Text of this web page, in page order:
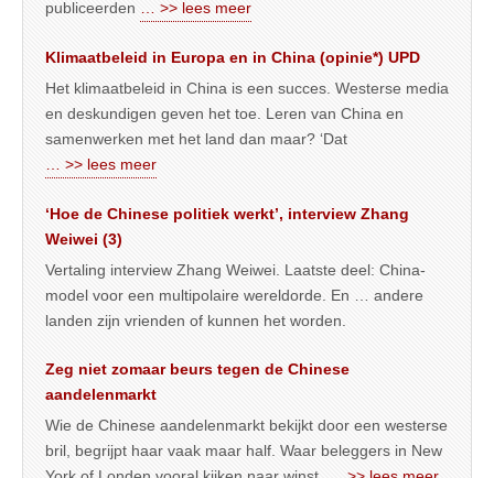
publiceerden … >> lees meer
Klimaatbeleid in Europa en in China (opinie*) UPD
Het klimaatbeleid in China is een succes. Westerse media
en deskundigen geven het toe. Leren van China en
samenwerken met het land dan maar? ‘Dat
… >> lees meer
‘Hoe de Chinese politiek werkt’, interview Zhang
Weiwei (3)
Vertaling interview Zhang Weiwei. Laatste deel: China-
model voor een multipolaire wereldorde. En … andere
landen zijn vrienden of kunnen het worden.
Zeg niet zomaar beurs tegen de Chinese
aandelenmarkt
Wie de Chinese aandelenmarkt bekijkt door een westerse
bril, begrijpt haar vaak maar half. Waar beleggers in New